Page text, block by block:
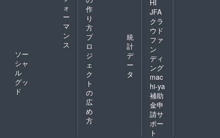
ォ
ー
マ
ン
ス
ソー
シャ
ル
グッ
ド
作
り
方
プ
ロ
ジ
ェ
ク
ト
の
広
め
方
統
計
デ
ー
タ
HI
JFA
クラ
ウド
ファ
ン
ディ
ング
mac
hi-ya
補助
金申
請サ
ポー
ト